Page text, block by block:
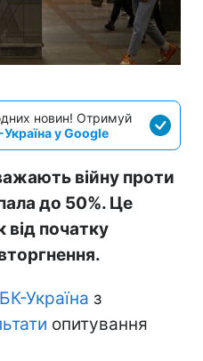
новин! Отримуй
у Google
війну проти
до 50%. Це
початку
Україна з
опитування